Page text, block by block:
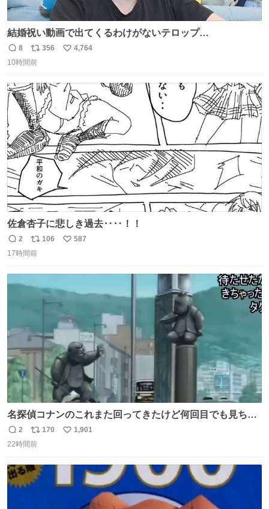
結婚祝い動画で出てくるわけがないテロップ
youtu.be/4pJ7U22AYtw
返
信
8
リ
ポ
ト
数
356
い
数
4,764
10時間前
佐倉杏子に悲しき過去‥‥！！
返
信
2
リ
ポ
106
い
587
17時間前
名探偵コナンのこれまた回ってきたけど何回目でも見ちゃ
う魔力あるのよな
返
信
2
リ
ポ
ト
数
170
い
1,901
22時間前